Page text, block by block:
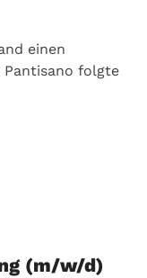
einen
Pantisano folgte
(m/w/d)